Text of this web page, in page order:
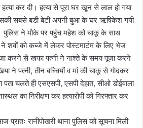
हत्या कर दी। हत्या से पूरा घर खून से लाल हो गया
सबसे बडी बेटी अपनी बुआ के घर ऋषिकेश गयी
पुलिस ने मौके पर पहुंच महेश को चाकू के साथ
ने शवों को कब्जे में लेकर पोस्टमार्टम के लिए भेज
करने से खफा पत्नी ने नाश्ते के समय पूजा करने
ने पत्नी, तीन बच्चियों व मां की चाकू से गोदकर
पता चलते ही एसएसपी, एसपी देहात, सीओ डोईवाला
का निरीक्षण कर हत्यारोपी को गिरफ्तार कर
प्रातः रानीपोखरी थाना पुलिस को सूचना मिली